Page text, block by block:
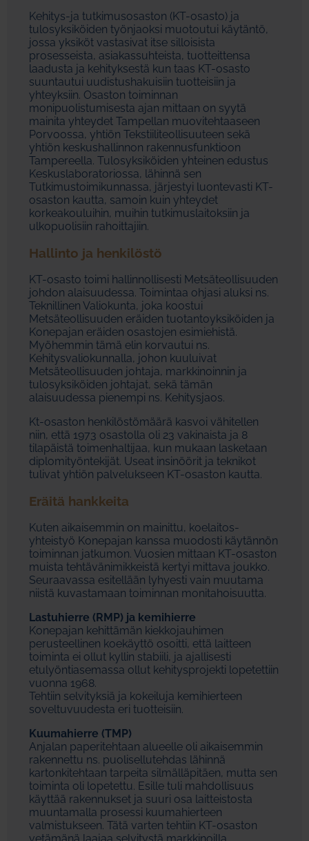
Kehitys-ja tutkimusosaston (KT-osasto) ja
tulosyksiköiden työnjaoksi muotoutui käytäntö,
jossa yksiköt vastasivat itse silloisista
prosesseista, asiakassuhteista, tuotteittensa
laadusta ja kehityksestä kun taas KT-osasto
suuntautui uudistushakuisiin tuotteisiin ja
yhteyksiin. Osaston toiminnan
monipuolistumisesta ajan mittaan on syytä
mainita yhteydet Tampellan muovitehtaaseen
Porvoossa, yhtiön Tekstiiliteollisuuteen sekä
yhtiön keskushallinnon rakennusfunktioon
Tampereella. Tulosyksiköiden yhteinen edustus
Keskuslaboratoriossa, lähinnä sen
Tutkimustoimikunnassa, järjestyi luontevasti KT-
osaston kautta, samoin kuin yhteydet
korkeakouluihin, muihin tutkimuslaitoksiin ja
ulkopuolisiin rahoittajiin.
Hallinto ja henkilöstö
KT-osasto toimi hallinnollisesti Metsäteollisuuden
johdon alaisuudessa. Toimintaa ohjasi aluksi ns.
Teknillinen Valiokunta, joka koostui
Metsäteollisuuden eräiden tuotantoyksiköiden ja
Konepajan eräiden osastojen esimiehistä.
Myöhemmin tämä elin korvautui ns.
Kehitysvaliokunnalla, johon kuuluivat
Metsäteollisuuden johtaja, markkinoinnin ja
tulosyksiköiden johtajat, sekä tämän
alaisuudessa pienempi ns. Kehitysjaos.
Kt-osaston henkilöstömäärä kasvoi vähitellen
niin, että 1973 osastolla oli 23 vakinaista ja 8
tilapäistä toimenhaltijaa, kun mukaan lasketaan
diplomityöntekijät. Useat insinöörit ja teknikot
tulivat yhtiön palvelukseen KT-osaston kautta.
Eräitä hankkeita
Kuten aikaisemmin on mainittu, koelaitos-
yhteistyö Konepajan kanssa muodosti käytännön
toiminnan jatkumon. Vuosien mittaan KT-osaston
muista tehtävänimikkeistä kertyi mittava joukko.
Seuraavassa esitellään lyhyesti vain muutama
niistä kuvastamaan toiminnan monitahoisuutta.
Lastuhierre (RMP) ja kemihierre
Konepajan kehittämän kiekkojauhimen
perusteellinen koekäyttö osoitti, että laitteen
toiminta ei ollut kyllin stabiili, ja ajallisesti
etulyöntiasemassa ollut kehitysprojekti lopetettiin
vuonna 1968.
Tehtiin selvityksiä ja kokeiluja kemihierteen
soveltuvuudesta eri tuotteisiin.
Kuumahierre (TMP)
Anjalan paperitehtaan alueelle oli aikaisemmin
rakennettu ns. puolisellutehdas lähinnä
kartonkitehtaan tarpeita silmälläpitäen, mutta sen
toiminta oli lopetettu. Esille tuli mahdollisuus
käyttää rakennukset ja suuri osa laitteistosta
muuntamalla prosessi kuumahierteen
valmistukseen. Tätä varten tehtiin KT-osaston